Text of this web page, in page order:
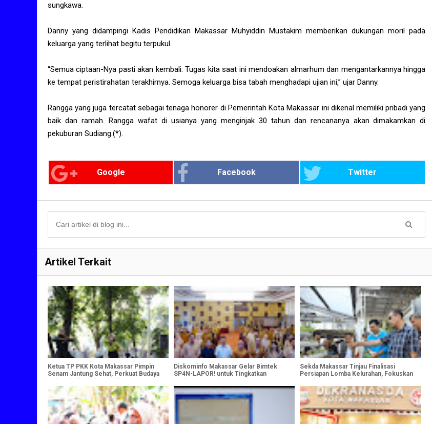
sungkawa.
Danny yang didampingi Kadis Pendidikan Makassar Muhyiddin Mustakim memberikan dukungan moril pada
keluarga yang terlihat begitu terpukul.
“Semua ciptaan-Nya pasti akan kembali. Tugas kita saat ini mendoakan almarhum dan mengantarkannya hingga
ke tempat peristirahatan terakhirnya. Semoga keluarga bisa tabah menghadapi ujian ini,” ujar Danny.
Rangga yang juga tercatat sebagai tenaga honorer di Pemerintah Kota Makassar ini dikenal memiliki pribadi yang
baik dan ramah. Rangga wafat di usianya yang menginjak 30 tahun dan rencananya akan dimakamkan di
pekuburan Sudiang.(*).
Google Facebook Twitter
Artikel Terkait
Ketua TP PKK Kota Makassar Pimpin
Senam Jantung Sehat, Perkuat Budaya
Berdaya
Diskominfo Makassar Gelar Bimtek
SP4N-LAPOR! untuk Tingkatkan
Masyarakat
Sekda Makassar Tinjau Finalisasi
Persiapan Lomba Kelurahan, Fokuskan